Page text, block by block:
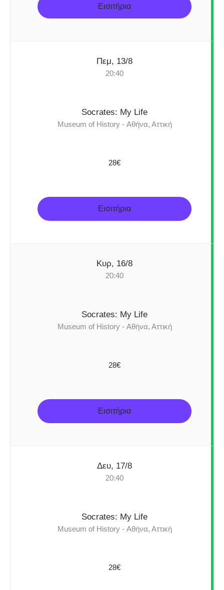
Εισιτήρια
Πεμ, 13/8
20:40
Socrates: My Life
Museum of History - Αθήνα, Αττική
28€
Εισιτήρια
Κυρ, 16/8
20:40
Socrates: My Life
Museum of History - Αθήνα, Αττική
28€
Εισιτήρια
Δευ, 17/8
20:40
Socrates: My Life
Museum of History - Αθήνα, Αττική
28€